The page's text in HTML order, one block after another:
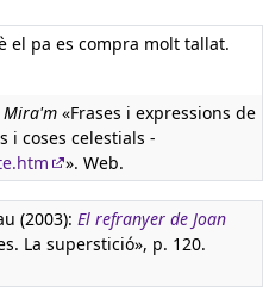
el pa es compra molt tallat.
Mira'm «Frases i expressions de
i coses celestials -
». Web.
(2003): El refranyer de Joan
La superstició», p. 120.